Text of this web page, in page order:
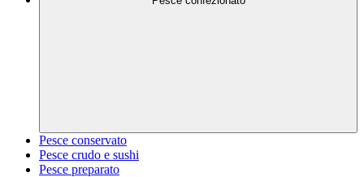
Pesce conservato
Pesce crudo e sushi
Pesce preparato